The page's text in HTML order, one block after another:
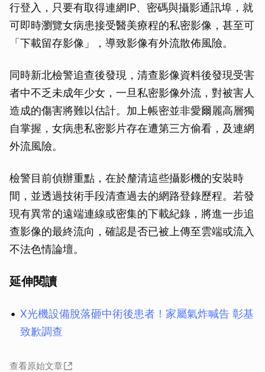
行登入，只要有取得連網IP、密碼與攝影通訊埠，就
可即時瀏覽女病患接受醫美療程的私密影像，甚至可
「下載留存影像」，導致影像有外流散佈風險。
同時新北檢警追查後發現，清查影像資料後發現受害
者中不乏未成年少女，一旦私密影像外流，對被害人
造成的傷害將難以估計。加上帳密並非愛爾麗高層獨
自掌握，女病患私密影片存在遭第三方偷看，及連網
外流風險。
檢警目前偵辦重點，在於釐清這些攝影機的安裝時
間，並透過技術手段清查過去的網路登錄歷程。若發
現有異常的遠端連線或密集的下載紀錄，將進一步追
查影像的最終流向，確認是否已被上傳至雲端或流入
不法色情論壇。
延伸閱讀
X光機設備脫落砸中術後患者！家屬氣炸喊告 彰基
致歉調查
查看原始文章